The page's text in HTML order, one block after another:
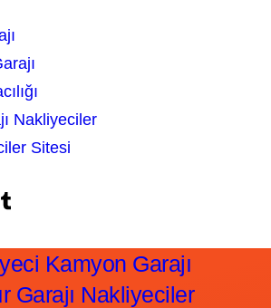
Nakliyeciler
Sitesi
Tumblr
Kamyon Garajı
Garajı Nakliyeciler